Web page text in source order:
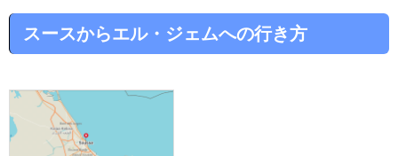
スースからエル・ジェムへの行き方